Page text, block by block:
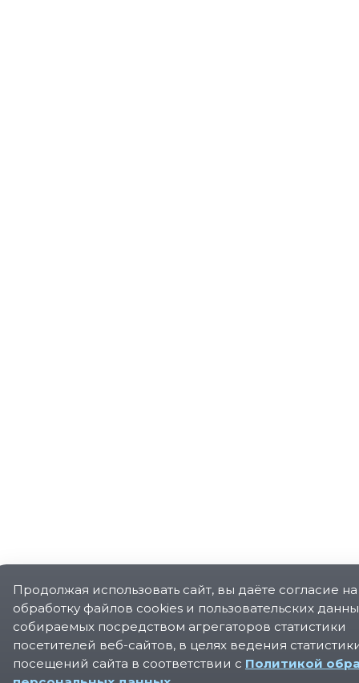
Продолжая использовать сайт, вы даёте согласие на
обработку файлов cookies и пользовательских
собираемых посредством агрегаторов статистики
посетителей веб-сайтов, в целях ведения
посещений сайта в соответствии с Политикой